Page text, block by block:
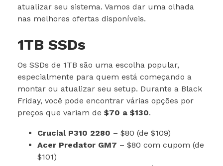
atualizar seu sistema. Vamos dar uma olhada
nas melhores ofertas disponíveis.
1TB SSDs
Os SSDs de 1TB são uma escolha popular,
especialmente para quem está começando a
montar ou atualizar seu setup. Durante a Black
Friday, você pode encontrar várias opções por
preços que variam de $70 a $130.
Crucial P310 2280 – $80 (de $109)
Acer Predator GM7 – $80 com cupom (de
$101)